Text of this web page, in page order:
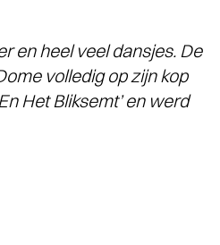
en heel veel dansjes. De
volledig op zijn kop
Het Bliksemt’ en werd